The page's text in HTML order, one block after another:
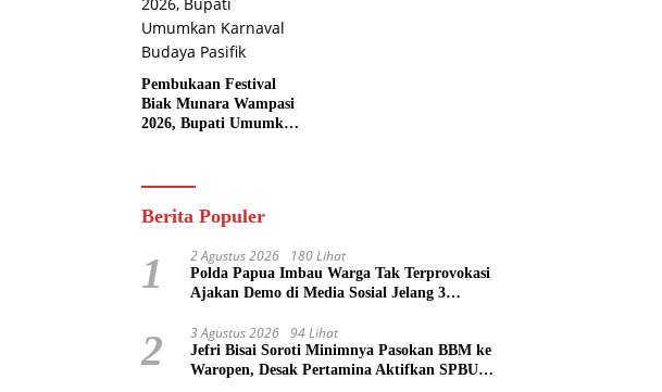
Pembukaan Festival
Biak Munara Wampasi
2026, Bupati Umumkan
Berita Populer
1 2 Agustus 2026 180 Lihat
Polda Papua Imbau Warga Tak Terprovokasi
Ajakan Demo di Media Sosial Jelang 3
2 3 Agustus 2026 94 Lihat
Jefri Bisai Soroti Minimnya Pasokan BBM ke
Waropen, Desak Pertamina Aktifkan SPBU